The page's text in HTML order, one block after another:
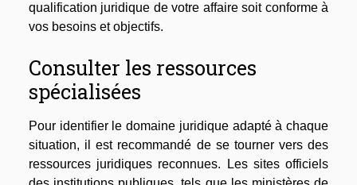
qualification juridique de votre affaire soit conforme à
vos besoins et objectifs.
Consulter les ressources
spécialisées
Pour identifier le domaine juridique adapté à chaque
situation, il est recommandé de se tourner vers des
ressources juridiques reconnues. Les sites officiels